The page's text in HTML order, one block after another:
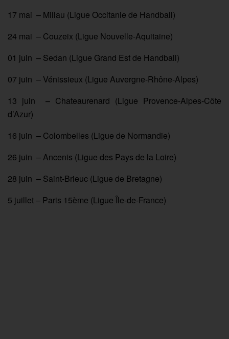
17 mai – Millau (Ligue Occitanie de Handball)
24 mai – Couzeix (Ligue Nouvelle-Aquitaine)
01 juin – Sedan (Ligue Grand Est de Handball)
07 juin – Vénissieux (Ligue Auvergne-Rhône-Alpes)
13 juin – Chateaurenard (Ligue Provence-Alpes-Côte
d’Azur)
16 juin – Colombelles (Ligue de Normandie)
26 juin – Ancenis (Ligue des Pays de la Loire)
28 juin – Saint-Brieuc (Ligue de Bretagne)
5 juillet – Paris 15ème (Ligue Île-de-France)